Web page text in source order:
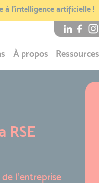
à l’intelligence artificielle !
À propos Ressources
RSE
l’entreprise